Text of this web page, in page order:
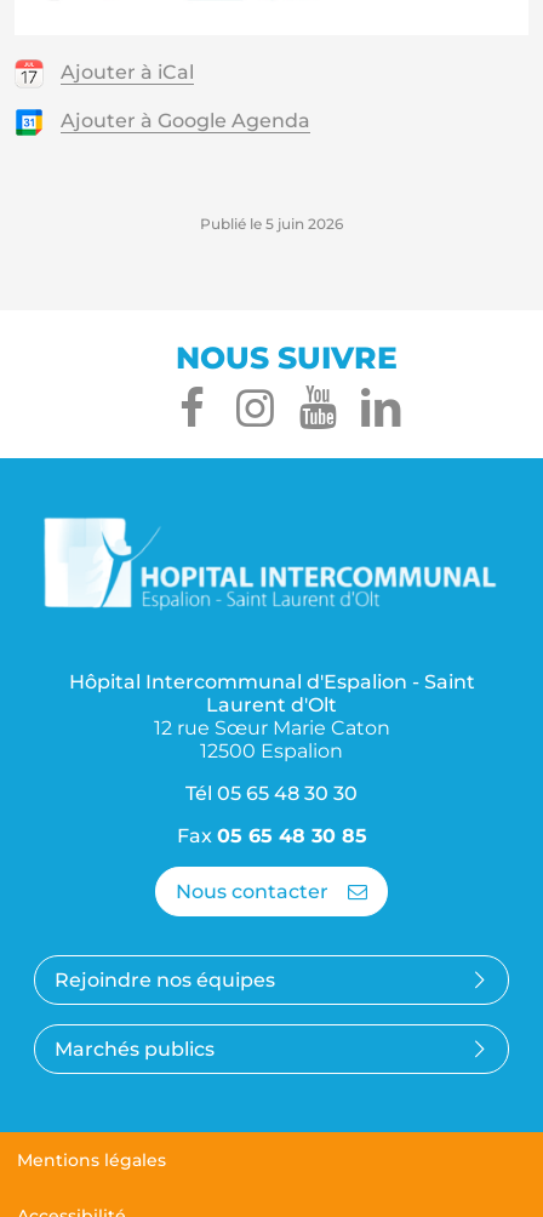
Ajouter à iCal
Ajouter à Google Agenda
Publié le 5 juin 2026
NOUS SUIVRE
facebook
instagram
youtube
Hôpital Intercommunal d'Espalion - Saint
Laurent d'Olt
12 rue Sœur Marie Caton
12500 Espalion
Tél 05 65 48 30 30
Fax 05 65 48 30 85
Nous contacter
Rejoindre nos équipes
Marchés publics
Mentions légales